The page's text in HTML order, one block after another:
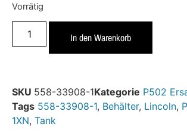
Vorrätig
In den Warenkorb
SKU 558-33908-1Kategorie P502
Tags 558-33908-1, Behälter, Lincoln,
1XN, Tank